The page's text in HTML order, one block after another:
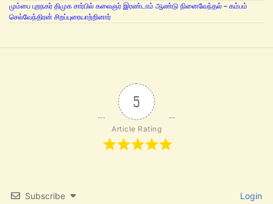
மும்பை புறநகர் திமுக சார்பில் கலைஞர் இரண்டாம் ஆண்டு நினைவேந்தல் – கம்பம்
செல்வேந்திரன் சிறப்புரையாற்றினார்
5
Article Rating
Subscribe Login